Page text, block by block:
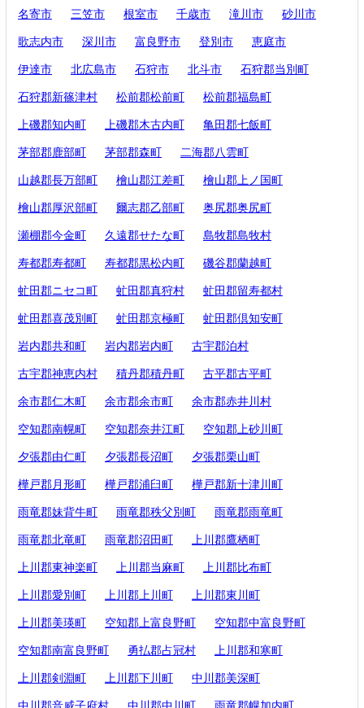
名寄市 三笠市 根室市 千歳市 滝川市 砂川市
歌志内市 深川市 富良野市 登別市 恵庭市
伊達市 北広島市 石狩市 北斗市 石狩郡当別町
石狩郡新篠津村 松前郡松前町 松前郡福島町
上磯郡知内町 上磯郡木古内町 亀田郡七飯町
茅部郡鹿部町 茅部郡森町 二海郡八雲町
山越郡長万部町 檜山郡江差町 檜山郡上ノ国町
檜山郡厚沢部町 爾志郡乙部町 奥尻郡奥尻町
瀬棚郡今金町 久遠郡せたな町 島牧郡島牧村
寿都郡寿都町 寿都郡黒松内町 磯谷郡蘭越町
虻田郡ニセコ町 虻田郡真狩村 虻田郡留寿都村
虻田郡喜茂別町 虻田郡京極町 虻田郡倶知安町
岩内郡共和町 岩内郡岩内町 古宇郡泊村
古宇郡神恵内村 積丹郡積丹町 古平郡古平町
余市郡仁木町 余市郡余市町 余市郡赤井川村
空知郡南幌町 空知郡奈井江町 空知郡上砂川町
夕張郡由仁町 夕張郡長沼町 夕張郡栗山町
樺戸郡月形町 樺戸郡浦臼町 樺戸郡新十津川町
雨竜郡妹背牛町 雨竜郡秩父別町 雨竜郡雨竜町
雨竜郡北竜町 雨竜郡沼田町 上川郡鷹栖町
上川郡東神楽町 上川郡当麻町 上川郡比布町
上川郡愛別町 上川郡上川町 上川郡東川町
上川郡美瑛町 空知郡上富良野町 空知郡中富良野町
空知郡南富良野町 勇払郡占冠村 上川郡和寒町
上川郡剣淵町 上川郡下川町 中川郡美深町
中川郡音威子府村 中川郡中川町 雨竜郡幌加内町